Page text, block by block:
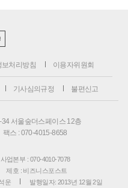
보처리방침 이용자위원회
기사심의규정 불편신고
서울숲더스페이스 12층
팩스 : 070-4015-8658
사업본부 : 070-4010-7078
제호 : 비즈니스포스트
운 발행일자: 2013년 12월 2일